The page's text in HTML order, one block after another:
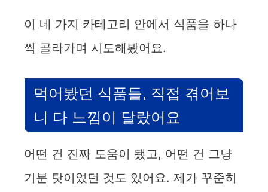
이 네 가지 카테고리 안에서 식품을 하나
씩 골라가며 시도해봤어요.
먹어봤던 식품들, 직접 겪어보
니 다 느낌이 달랐어요
어떤 건 진짜 도움이 됐고, 어떤 건 그냥
기분 탓이었던 것도 있어요. 제가 꾸준히